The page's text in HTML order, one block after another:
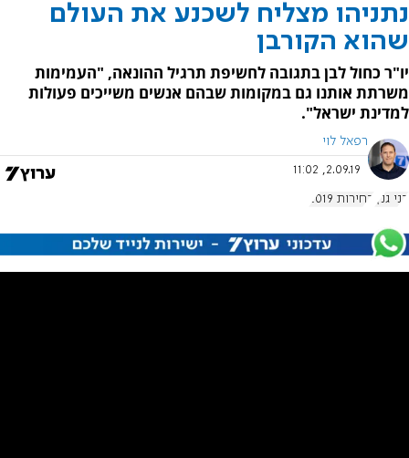
נתניהו מצליח לשכנע את העולם
שהוא הקורבן
יו"ר כחול לבן בתגובה לחשיפת תרגיל ההונאה, "העמימות
משרתת אותנו גם במקומות שבהם אנשים משייכים פעולות
למדינת ישראל".
רפאל לוי
2.09.19, 11:02
בני גנץ בחירות 2019